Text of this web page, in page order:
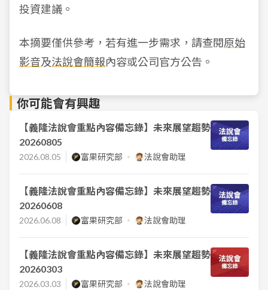
投資建議。
本摘要僅供參考，若有進一步需求，請查閱原始
影音及法說會簡報內容或公司官方公告。
你可能會有興趣
【義隆法說會重點內容備忘錄】未來展望趨勢
20260805
2026.08.05 富果研究部 法說會助理
【義隆法說會重點內容備忘錄】未來展望趨勢
20260608
2026.06.08 富果研究部 法說會助理
【義隆法說會重點內容備忘錄】未來展望趨勢
20260303
2026.03.03 富果研究部 法說會助理